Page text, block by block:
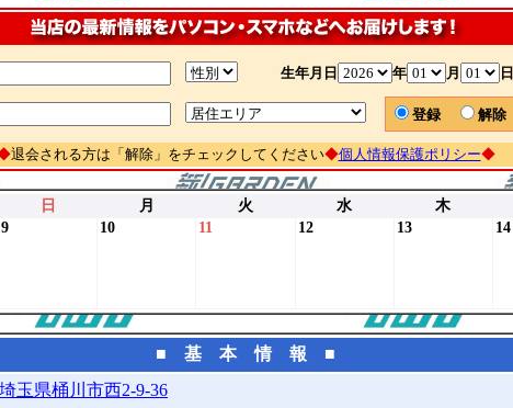
生年月日 年 月 日
登録 解除
退会される方は「解除」をチェックしてください◆個人情報保護ポリシー◆
日 月 火 水 木
9
10 11 12 13 14
■ 基 本 情 報 ■
埼玉県桶川市西2-9-36